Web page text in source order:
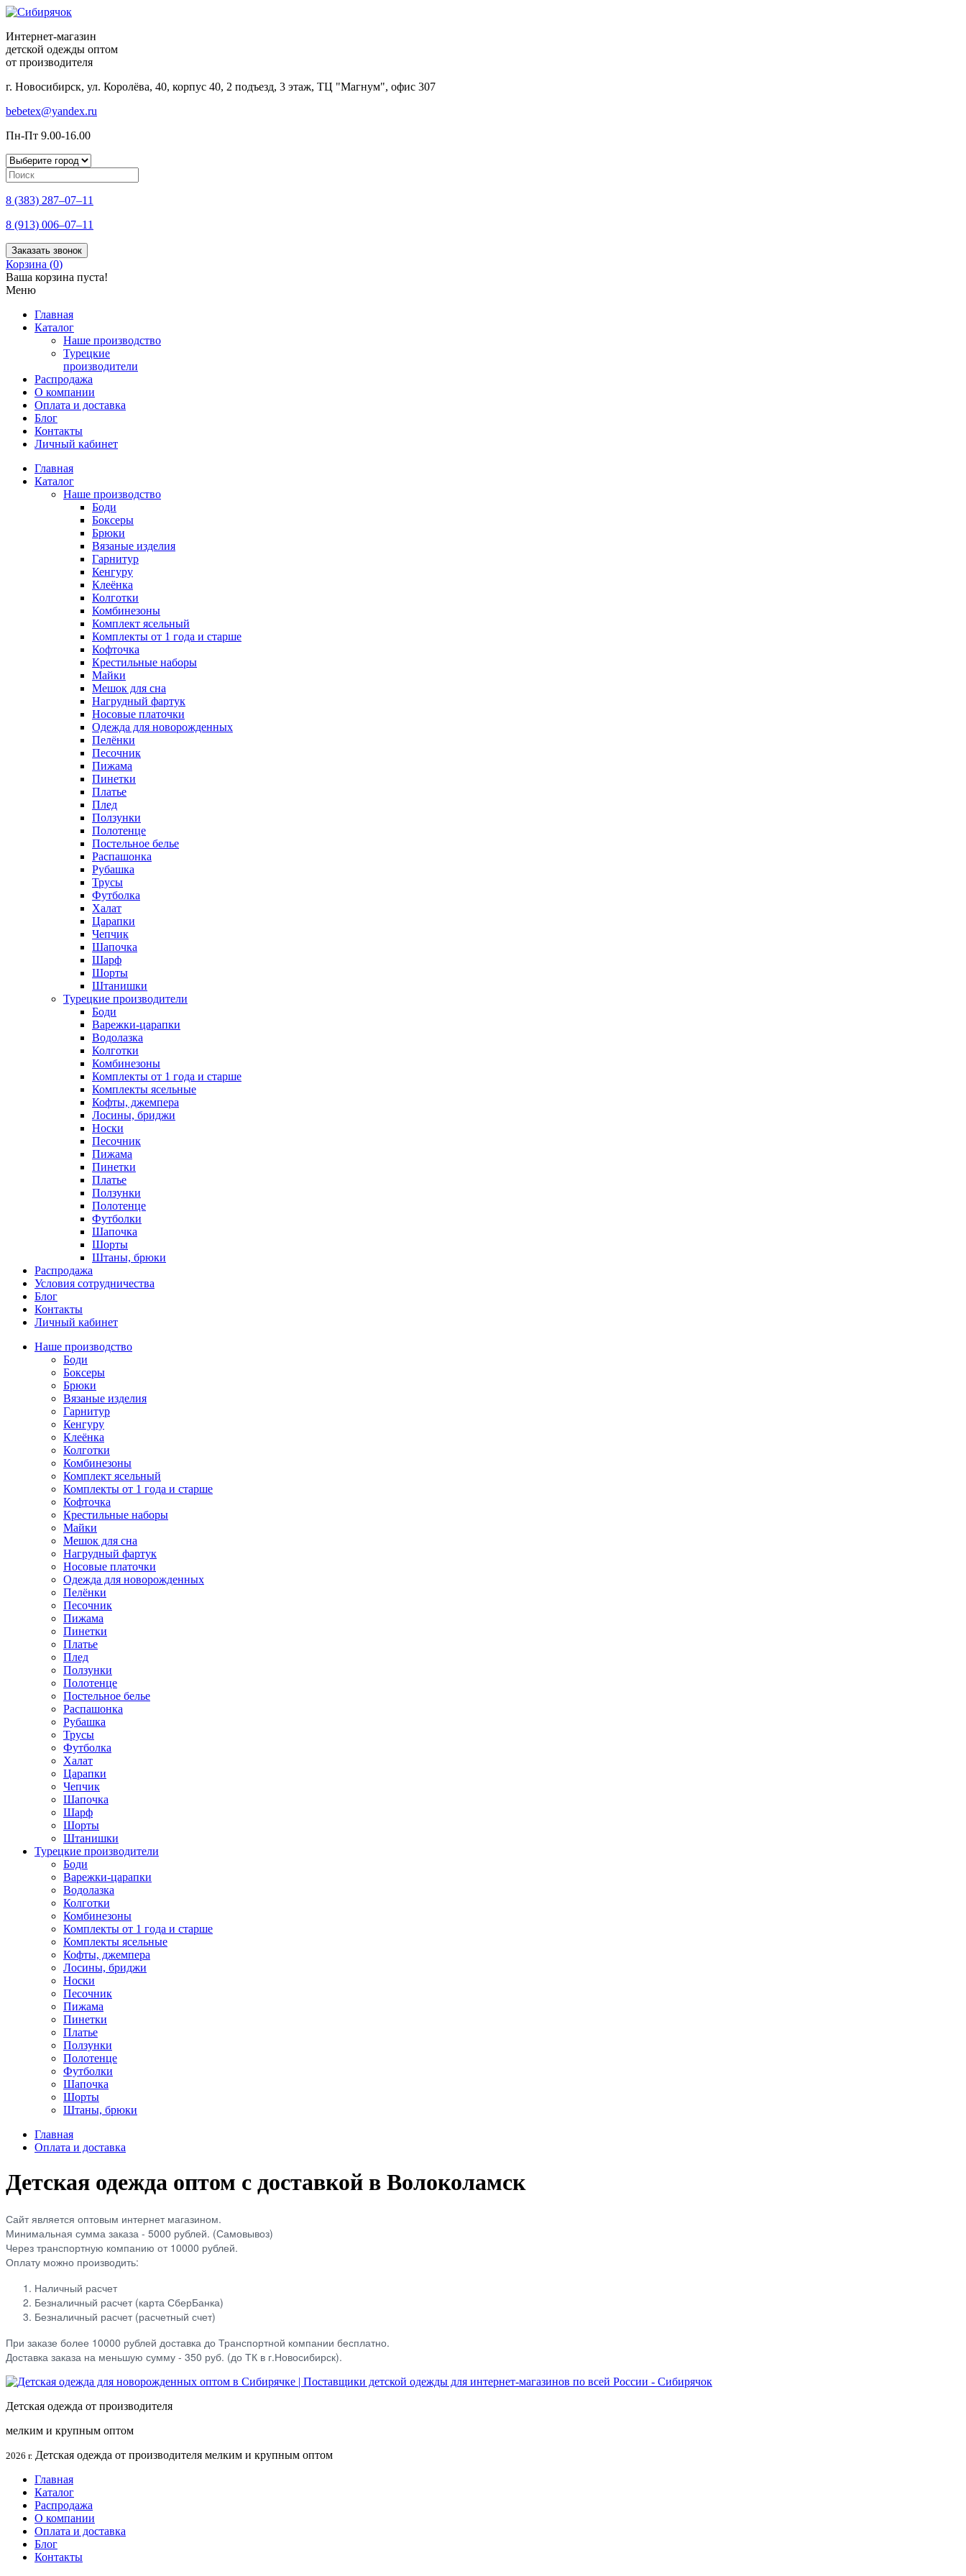
Интернет-магазин
детской одежды оптом
от производителя
г. Новосибирск, ул. Королёва, 40, корпус 40, 2 подъезд, 3 этаж, ТЦ "Магнум", офис 307
bebetex@yandex.ru
Пн-Пт 9.00-16.00
8 (383) 287–07–11
8 (913) 006–07–11
Заказать звонок
Корзина (0)
Ваша корзина пуста!
Меню
Главная
Каталог
Наше производство
Турецкие
производители
Распродажа
О компании
Оплата и доставка
Блог
Контакты
Личный кабинет
Главная
Каталог
Наше производство
Боди
Боксеры
Брюки
Вязаные изделия
Гарнитур
Кенгуру
Клеёнка
Колготки
Комбинезоны
Комплект ясельный
Комплекты от 1 года и старше
Кофточка
Крестильные наборы
Майки
Мешок для сна
Нагрудный фартук
Носовые платочки
Одежда для новорожденных
Пелёнки
Песочник
Пижама
Пинетки
Платье
Плед
Ползунки
Полотенце
Постельное белье
Распашонка
Рубашка
Трусы
Футболка
Халат
Царапки
Чепчик
Шапочка
Шарф
Шорты
Штанишки
Турецкие производители
Боди
Варежки-царапки
Водолазка
Колготки
Комбинезоны
Комплекты от 1 года и старше
Комплекты ясельные
Кофты, джемпера
Лосины, бриджи
Носки
Песочник
Пижама
Пинетки
Платье
Ползунки
Полотенце
Футболки
Шапочка
Шорты
Штаны, брюки
Распродажа
Условия сотрудничества
Блог
Контакты
Личный кабинет
Наше производство
Боди
Боксеры
Брюки
Вязаные изделия
Гарнитур
Кенгуру
Клеёнка
Колготки
Комбинезоны
Комплект ясельный
Комплекты от 1 года и старше
Кофточка
Крестильные наборы
Майки
Мешок для сна
Нагрудный фартук
Носовые платочки
Одежда для новорожденных
Пелёнки
Песочник
Пижама
Пинетки
Платье
Плед
Ползунки
Полотенце
Постельное белье
Распашонка
Рубашка
Трусы
Футболка
Халат
Царапки
Чепчик
Шапочка
Шарф
Шорты
Штанишки
Турецкие производители
Боди
Варежки-царапки
Водолазка
Колготки
Комбинезоны
Комплекты от 1 года и старше
Комплекты ясельные
Кофты, джемпера
Лосины, бриджи
Носки
Песочник
Пижама
Пинетки
Платье
Ползунки
Полотенце
Футболки
Шапочка
Шорты
Штаны, брюки
Главная
Оплата и доставка
Детская одежда оптом с доставкой в Волоколамск
Сайт является оптовым интернет магазином.
Минимальная сумма заказа - 5000 рублей. (Самовывоз)
Через транспортную компанию от 10000 рублей.
Оплату можно производить:
Наличный расчет
Безналичный расчет (карта СберБанка)
Безналичный расчет (расчетный счет)
При заказе более 10000 рублей доставка до Транспортной компании бесплатно.
Доставка заказа на меньшую сумму - 350 руб. (до ТК в г.Новосибирск).
Детская одежда от производителя
мелким и крупным оптом
2026 г. Детская одежда от производителя мелким и крупным оптом
Главная
Каталог
Распродажа
О компании
Оплата и доставка
Блог
Контакты